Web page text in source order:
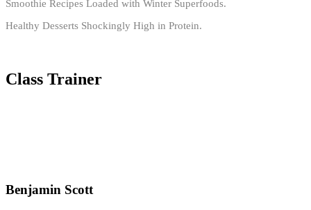
Smoothie Recipes Loaded with Winter Superfoods.
Healthy Desserts Shockingly High in Protein.
Class Trainer
Benjamin Scott